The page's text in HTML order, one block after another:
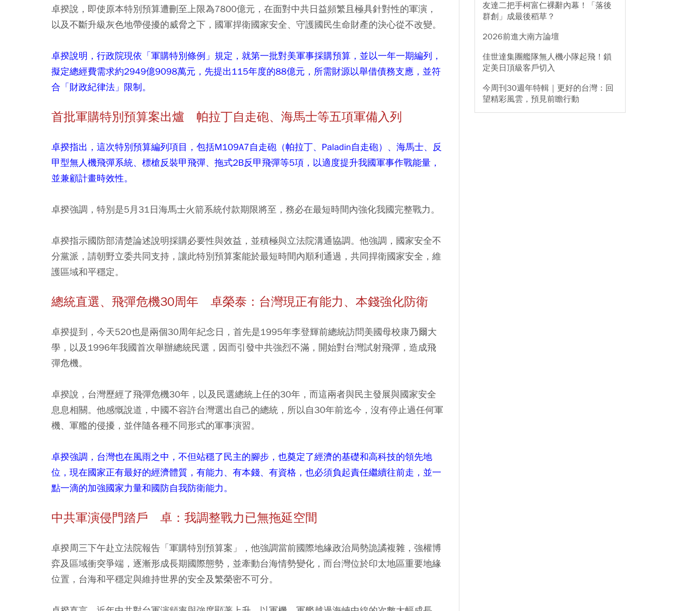
卓揆說，即使原本特別預算遭刪至上限為7800億元，在面對中共日益頻繁且極具針對性的軍演，
以及不斷升級灰色地帶侵擾的威脅之下，國軍捍衛國家安全、守護國民生命財產的決心從不改變。
卓揆說明，行政院現依「軍購特別條例」規定，就第一批對美軍事採購預算，並以一年一期編列，
擬定總經費需求約2949億9098萬元，先提出115年度的88億元，所需財源以舉借債務支應，並符
合「財政紀律法」限制。
首批軍購特別預算案出爐 帕拉丁自走砲、海馬士等五項軍備入列
卓揆指出，這次特別預算編列項目，包括M109A7自走砲（帕拉丁、Paladin自走砲）、海馬士、反
甲型無人機飛彈系統、標槍反裝甲飛彈、拖式2B反甲飛彈等5項，以適度提升我國軍事作戰能量，
並兼顧計畫時效性。
卓揆強調，特別是5月31日海馬士火箭系統付款期限將至，務必在最短時間內強化我國完整戰力。
卓揆指示國防部清楚論述說明採購必要性與效益，並積極與立法院溝通協調。他強調，國家安全不
分黨派，請朝野立委共同支持，讓此特別預算案能於最短時間內順利通過，共同捍衛國家安全，維
護區域和平穩定。
總統直選、飛彈危機30周年 卓榮泰：台灣現正有能力、本錢強化防衛
卓揆提到，今天520也是兩個30周年紀念日，首先是1995年李登輝前總統訪問美國母校康乃爾大
學，以及1996年我國首次舉辦總統民選，因而引發中共強烈不滿，開始對台灣試射飛彈，造成飛
彈危機。
卓揆說，台灣歷經了飛彈危機30年，以及民選總統上任的30年，而這兩者與民主發展與國家安全
息息相關。他感慨說道，中國不容許台灣選出自己的總統，所以自30年前迄今，沒有停止過任何軍
機、軍艦的侵擾，並伴隨各種不同形式的軍事演習。
卓揆強調，台灣也在風雨之中，不但站穩了民主的腳步，也奠定了經濟的基礎和高科技的領先地
位，現在國家正有最好的經濟體質，有能力、有本錢、有資格，也必須負起責任繼續往前走，並一
點一滴的加強國家力量和國防自我防衛能力。
中共軍演侵門踏戶 卓：我調整戰力已無拖延空間
卓揆周三下午赴立法院報告「軍購特別預算案」，他強調當前國際地緣政治局勢詭譎複雜，強權博
弈及區域衝突爭端，逐漸形成長期國際態勢，並牽動台海情勢變化，而台灣位於印太地區重要地緣
位置，台海和平穩定與維持世界的安全及繁榮密不可分。
友達二把手柯富仁裸辭內幕！「落後
群創」成最後稻草？
2026前進大南方論壇
佳世達集團艦隊無人機小隊起飛！鎖
定美日頂級客戶切入
今周刊30週年特輯｜更好的台灣：回
望精彩風雲，預見前瞻行動